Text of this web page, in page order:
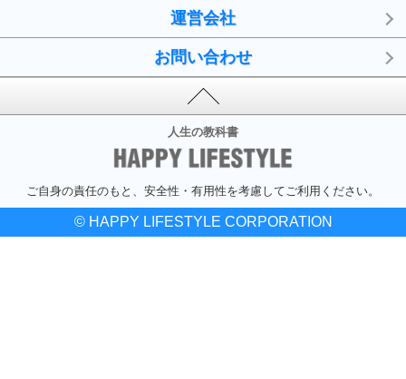
運営会社
お問い合わせ
人生の教科書
ご自身の責任のもと、安全性・有用性を考慮してご利用ください。
© HAPPY LIFESTYLE CORPORATION